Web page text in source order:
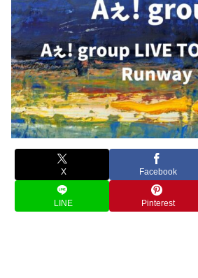
X Facebook
LINE Pinterest